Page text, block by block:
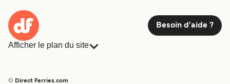
Besoin d'aide ?
Afficher le plan du site
Pays
© Direct Ferries.com